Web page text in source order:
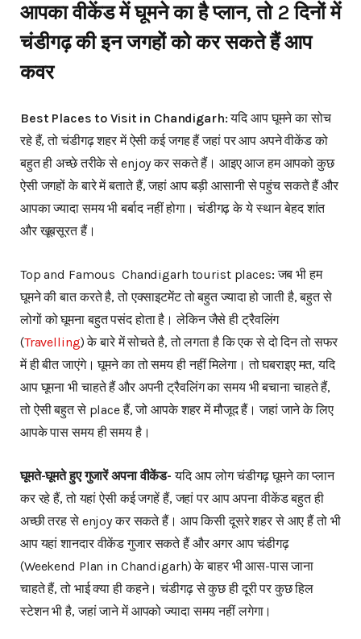
आपका वीकेंड में घूमने का है प्लान, तो 2 दिनों में
चंडीगढ़ की इन जगहों को कर सकते हैं आप
कवर
Best Places to Visit in Chandigarh:यदि आप घूमने का सोच
रहे हैं, तो चंडीगढ़ शहर में ऐसी कई जगह हैं जहां पर आप अपने वीकेंड को
बहुत ही अच्छे तरीके से enjoy कर सकते हैं। आइए आज हम आपको कुछ
ऐसी जगहों के बारे में बताते हैं, जहां आप बड़ी आसानी से पहुंच सकते हैं और
आपका ज्यादा समय भी बर्बाद नहीं होगा। चंडीगढ़ के ये स्थान बेहद शांत
और खूबसूरत हैं।
Top and Famous Chandigarh tourist places: जब भी हम
घूमने की बात करते है, तो एक्साइटमेंट तो बहुत ज्यादा हो जाती है, बहुत से
लोगों को घूमना बहुत पसंद होता है। लेकिन जैसे ही ट्रैवलिंग
(Travelling) के बारे में सोचते है, तो लगता है कि एक से दो दिन तो सफर
में ही बीत जाएंगे। घूमने का तो समय ही नहीं मिलेगा। तो घबराइए मत, यदि
आप घूमना भी चाहते हैं और अपनी ट्रैवलिंग का समय भी बचाना चाहते हैं,
तो ऐसी बहुत से place हैं, जो आपके शहर में मौजूद हैं। जहां जाने के लिए
आपके पास समय ही समय है।
घूमते-घूमते हुए गुजारें अपना वीकेंड-यदि आप लोग चंडीगढ़ घूमने का प्लान
कर रहे हैं, तो यहां ऐसी कई जगहें हैं, जहां पर आप अपना वीकेंड बहुत ही
अच्छी तरह से enjoy कर सकते हैं। आप किसी दूसरे शहर से आए हैं तो भी
आप यहां शानदार वीकेंड गुजार सकते हैं और अगर आप चंडीगढ़
(Weekend Plan in Chandigarh) के बाहर भी आस-पास जाना
चाहते हैं, तो भाई क्या ही कहने। चंडीगढ़ से कुछ ही दूरी पर कुछ हिल
स्टेशन भी है, जहां जाने में आपको ज्यादा समय नहीं लगेगा।